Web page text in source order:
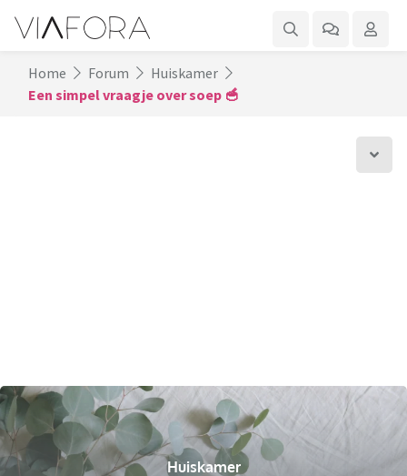
Home Forum
Huiskamer
Een simpel vraagje over soep 🥣
Huiskamer